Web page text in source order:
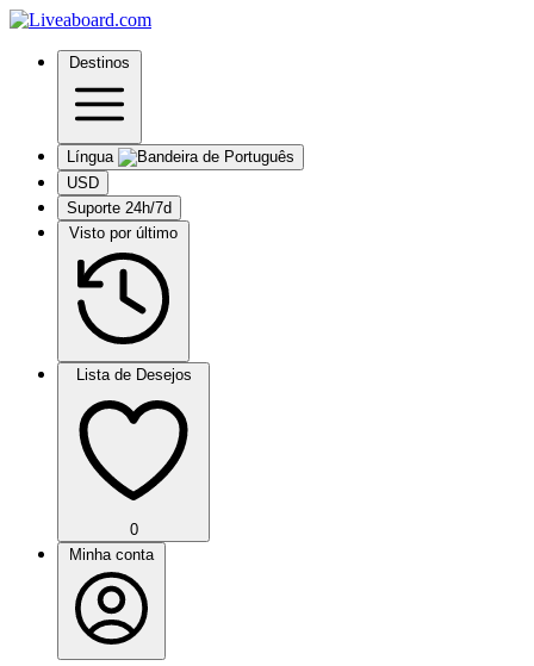
Destinos
Língua
USD
Suporte 24h/7d
Visto por último
Lista de Desejos
0
Minha conta